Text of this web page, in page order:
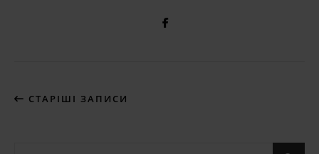
СТАРІШІ ЗАПИСИ